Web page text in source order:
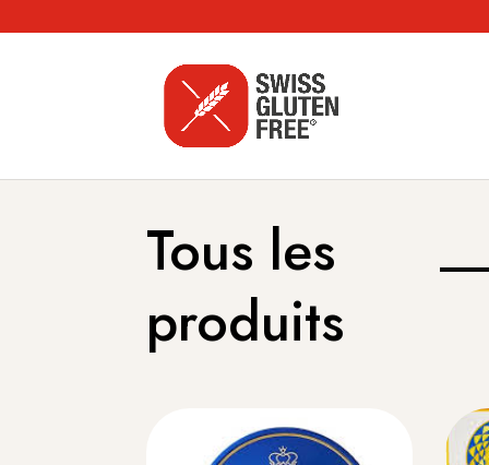
Tous les
produits